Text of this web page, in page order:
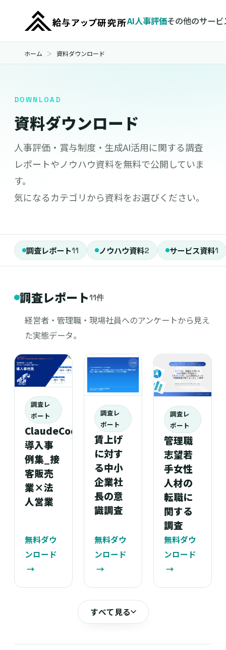
AI人事評価その他のサービ
ホーム 資料ダウンロード
DOWNLOAD
資料ダウンロード
人事評価・賞与制度・生成AI活用に関する調査
レポートやノウハウ資料を無料で公開していま
す。
気になるカテゴリから資料をお選びください。
調査レポート11 ノウハウ資料2 サービス資料1
調査レポート11件
経営者・管理職・現場社員へのアンケートから見え
た実態データ。
調査レ
ポート
ClaudeCode
導入事
例集_接
客販売
業×法
人営業
無料ダウ
ンロード
→
調査レ
ポート
賃上げ
に対す
る中小
企業社
長の意
識調査
無料ダウ
ンロード
→
調査レ
ポート
管理職
志望若
手女性
人材の
転職に
関する
調査
無料ダウ
ンロード
→
すべて見る